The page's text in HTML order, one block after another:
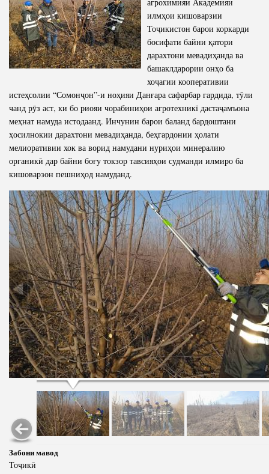
илмҳои кишоварзии
Тоҷикистон барои коркарди
босифати байни қатори
дарахтони мевадиҳанда ва
башаклдарории онҳо ба
хоҷагии кооперативии
истеҳсолии “Сомонҷон”-и ноҳияи Данғара сафарбар гардида, тӯли
чанд рӯз аст, ки бо риояи чорабиниҳои агротехникї дастаҷамъона
меҳнат намуда истодаанд. Инчунин барои баланд бардоштани
ҳосилнокии дарахтони мевадиҳанда, беҳгардонии ҳолати
мелиоративии хок ва ворид намудани нуриҳои минералию
органикӣ дар байни боғу токзор тавсияҳои судманди илмиро ба
кишоварзон пешниҳод намуданд.
Забони мавод
Тоҷикӣ